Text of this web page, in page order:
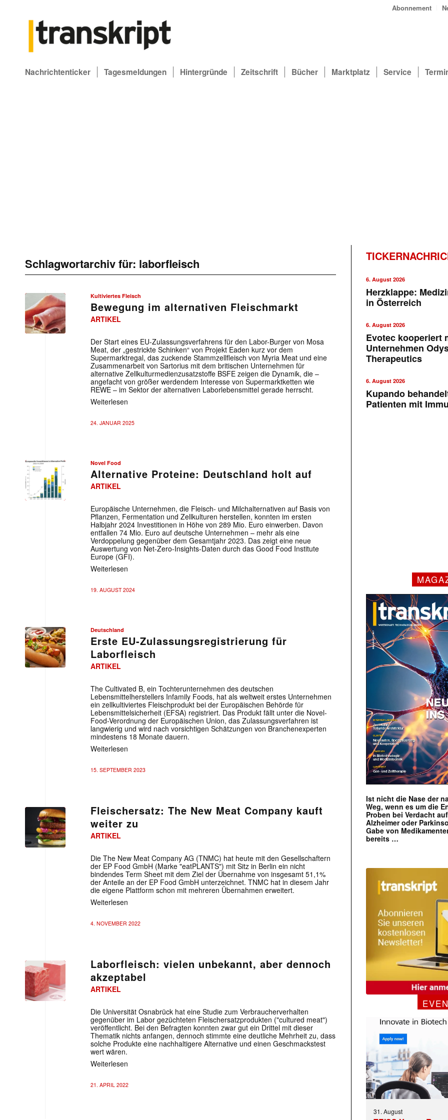
Abonnement
Nachrichtenticker Tagesmeldungen Hintergründe Zeitschrift Bücher Marktplatz Service
Schlagwortarchiv für: laborfleisch
Kultiviertes Fleisch
Bewegung im alternativen Fleischmarkt
ARTIKEL
Der Start eines EU-Zulassungsverfahrens für den Labor-Burger von Mosa
Meat, der „gestrickte Schinken“ von Projekt Eaden kurz vor dem
Supermarktregal, das zuckende Stammzellfleisch von Myria Meat und eine
Zusammenarbeit von Sartorius mit dem britischen Unternehmen für
alternative Zellkulturmedienzusatzstoffe BSFE zeigen die Dynamik, die –
angefacht von größer werdendem Interesse von Supermarktketten wie
REWE – im Sektor der alternativen Laborlebensmittel gerade herrscht.
Weiterlesen
24. JANUAR 2025
Novel Food
Alternative Proteine: Deutschland holt auf
ARTIKEL
Europäische Unternehmen, die Fleisch- und Milchalternativen auf Basis von
Pflanzen, Fermentation und Zellkulturen herstellen, konnten im ersten
Halbjahr 2024 Investitionen in Höhe von 289 Mio. Euro einwerben. Davon
entfallen 74 Mio. Euro auf deutsche Unternehmen – mehr als eine
Verdoppelung gegenüber dem Gesamtjahr 2023. Das zeigt eine neue
Auswertung von Net-Zero-Insights-Daten durch das Good Food Institute
Europe (GFI).
Weiterlesen
19. AUGUST 2024
Deutschland
Erste EU-Zulassungsregistrierung für
Laborfleisch
ARTIKEL
The Cultivated B, ein Tochterunternehmen des deutschen
Lebensmittelherstellers Infamily Foods, hat als weltweit erstes Unternehmen
ein zellkultiviertes Fleischprodukt bei der Europäischen Behörde für
Lebensmittelsicherheit (EFSA) registriert. Das Produkt fällt unter die Novel-
Food-Verordnung der Europäischen Union, das Zulassungsverfahren ist
langwierig und wird nach vorsichtigen Schätzungen von Branchenexperten
mindestens 18 Monate dauern.
Weiterlesen
15. SEPTEMBER 2023
Fleischersatz: The New Meat Company kauft
weiter zu
ARTIKEL
Die The New Meat Company AG (TNMC) hat heute mit den Gesellschaftern
der EP Food GmbH (Marke "eatPLANTS") mit Sitz in Berlin ein nicht
bindendes Term Sheet mit dem Ziel der Übernahme von insgesamt 51,1%
der Anteile an der EP Food GmbH unterzeichnet. TNMC hat in diesem Jahr
die eigene Plattform schon mit mehreren Übernahmen erweitert.
Weiterlesen
4. NOVEMBER 2022
Laborfleisch: vielen unbekannt, aber dennoch
akzeptabel
ARTIKEL
Die Universität Osnabrück hat eine Studie zum Verbraucherverhalten
gegenüber im Labor gezüchteten Fleischersatzprodukten ("cultured meat")
veröffentlicht. Bei den Befragten konnten zwar gut ein Drittel mit dieser
Thematik nichts anfangen, dennoch stimmte eine deutliche Mehrheit zu, dass
solche Produkte eine nachhaltigere Alternative und einen Geschmackstest
wert wären.
Weiterlesen
21. APRIL 2022
6. August 2026
Herzklappe:
in Österreich
6. August 2026
Evotec kooperiert
Unternehmen
Therapeutics
6. August 2026
Kupando
Patienten mit
Ist nicht die Nase der
Weg, wenn es um die
Proben bei Verdacht
Alzheimer oder
Gabe von
bereits …
31. August